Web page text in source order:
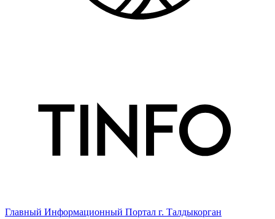
Главный Информационный Портал г. Талдыкорган